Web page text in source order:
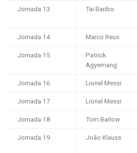
Jornada 13
Tai Baribo
Jornada 14
Marco Reus
Jornada 15
Patrick
Agyemang
Jornada 16 Lionel Messi
Jornada 17
Lionel Messi
Jornada 18
Tom Barlow
Jornada 19
João Klauss